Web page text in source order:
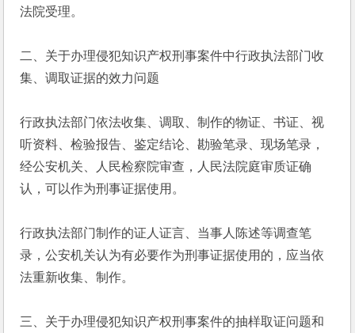
法院受理。
二、关于办理侵犯知识产权刑事案件中行政执法部门收
集、调取证据的效力问题
行政执法部门依法收集、调取、制作的物证、书证、视
听资料、检验报告、鉴定结论、勘验笔录、现场笔录，
经公安机关、人民检察院审查，人民法院庭审质证确
认，可以作为刑事证据使用。
行政执法部门制作的证人证言、当事人陈述等调查笔
录，公安机关认为有必要作为刑事证据使用的，应当依
法重新收集、制作。
三、关于办理侵犯知识产权刑事案件的抽样取证问题和